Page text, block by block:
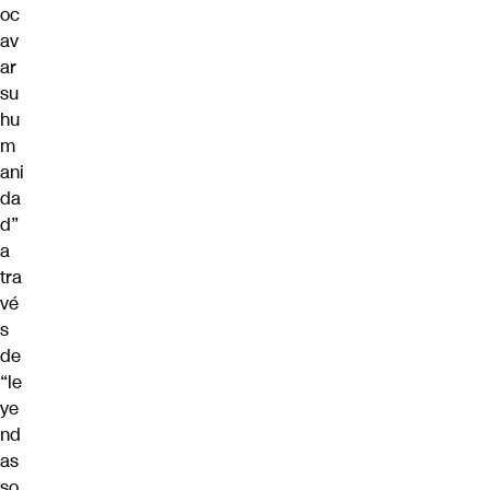
oc
av
ar
su
hu
m
ani
da
d”
a
tra
vé
s
de
“le
ye
nd
as